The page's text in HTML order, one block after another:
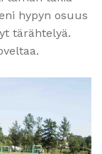
hypyn osuus
tärähtelyä.